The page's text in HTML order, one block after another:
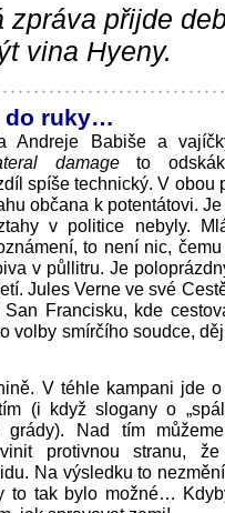
zpráva přijde
vina Hyeny.
do ruky…
Andreje Babiše a
damageto
spíše technický. V obou
občana k potentátovi.
v politice nebyly.
to není nic,
v půllitru. Je
Jules Verne ve své
Francisku, kde
volby smírčího soudce,
V téhle kampani jde
(i když slogany o
Nad tím
protivnou stranu,
Na výsledku to
to tak bylo možné…